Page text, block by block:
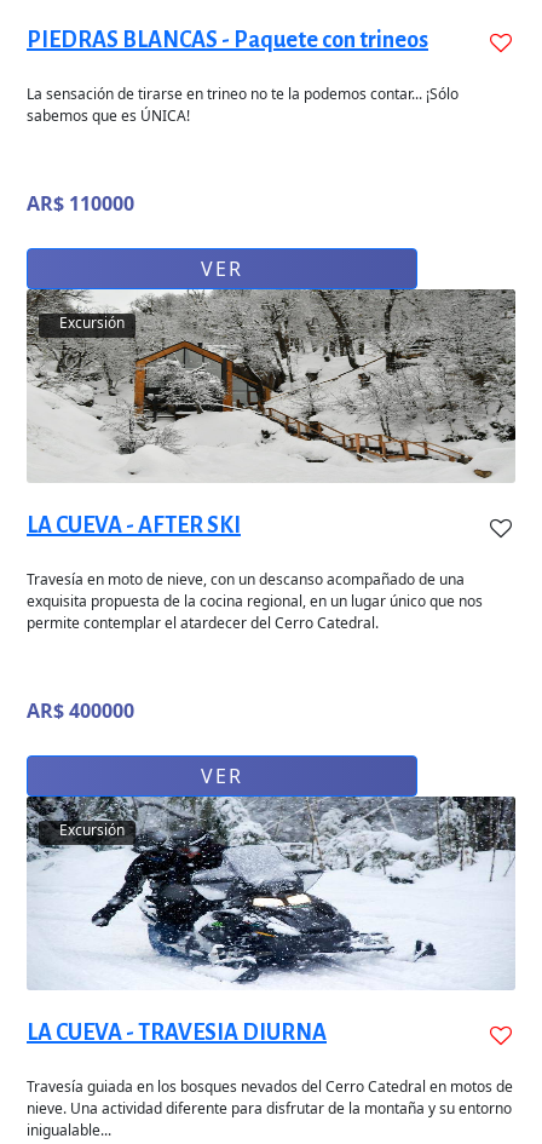
PIEDRAS BLANCAS - Paquete con trineos
La sensación de tirarse en trineo no te la podemos contar... ¡Sólo
sabemos que es ÚNICA!
AR$ 110000
VER
Excursión
LA CUEVA - AFTER SKI
Travesía en moto de nieve, con un descanso acompañado de una
exquisita propuesta de la cocina regional, en un lugar único que nos
permite contemplar el atardecer del Cerro Catedral.
AR$ 400000
VER
Excursión
LA CUEVA - TRAVESIA DIURNA
Travesía guiada en los bosques nevados del Cerro Catedral en motos de
nieve. Una actividad diferente para disfrutar de la montaña y su entorno
inigualable...